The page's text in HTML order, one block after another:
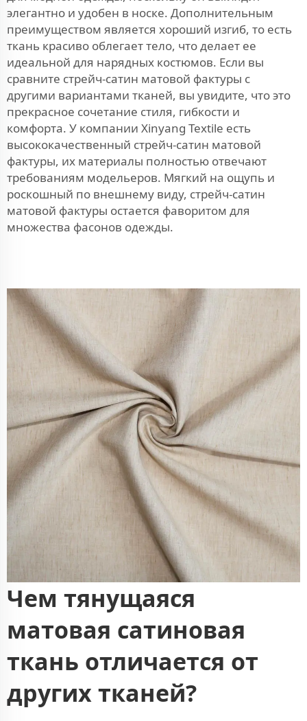
элегантно и удобен в носке. Дополнительным
преимуществом является хороший изгиб, то есть
ткань красиво облегает тело, что делает ее
идеальной для нарядных костюмов. Если вы
сравните стрейч-сатин матовой фактуры с
другими вариантами тканей, вы увидите, что это
прекрасное сочетание стиля, гибкости и
комфорта. У компании Xinyang Textile есть
высококачественный стрейч-сатин матовой
фактуры, их материалы полностью отвечают
требованиям модельеров. Мягкий на ощупь и
роскошный по внешнему виду, стрейч-сатин
матовой фактуры остается фаворитом для
множества фасонов одежды.
Чем тянущаяся
матовая сатиновая
ткань отличается от
других тканей?